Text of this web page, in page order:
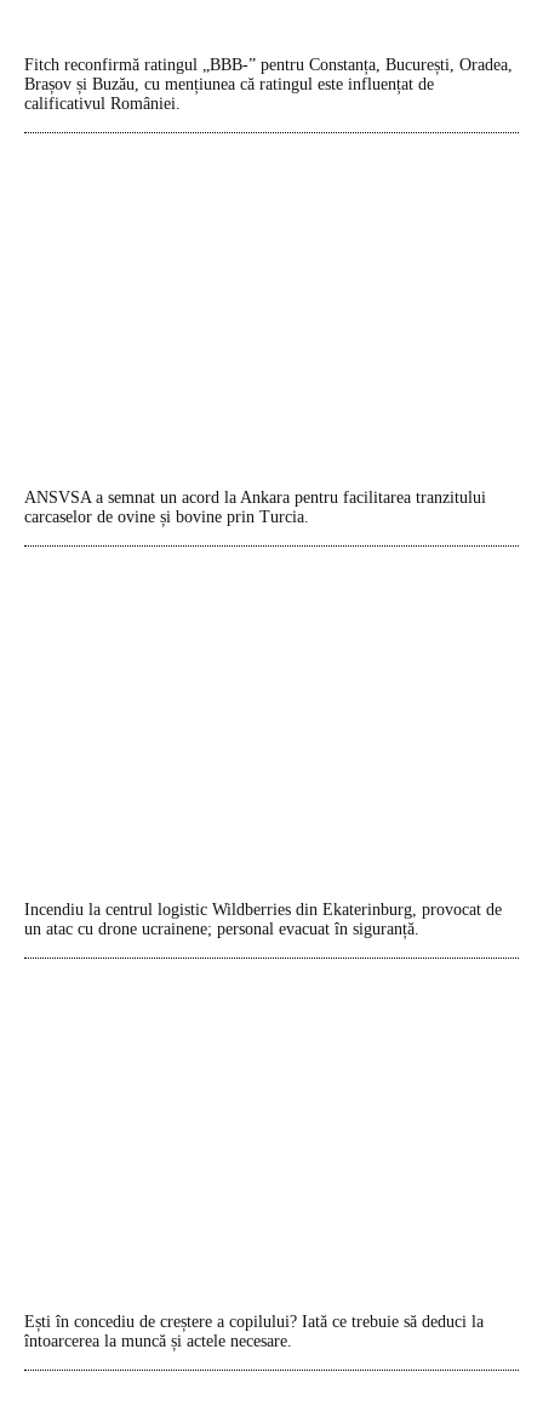
Fitch reconfirmă ratingul „BBB-” pentru Constanța, București, Oradea,
Brașov și Buzău, cu mențiunea că ratingul este influențat de
calificativul României.
ANSVSA a semnat un acord la Ankara pentru facilitarea tranzitului
carcaselor de ovine și bovine prin Turcia.
Incendiu la centrul logistic Wildberries din Ekaterinburg, provocat de
un atac cu drone ucrainene; personal evacuat în siguranță.
Ești în concediu de creștere a copilului? Iată ce trebuie să deduci la
întoarcerea la muncă și actele necesare.